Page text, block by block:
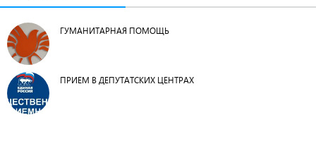
ГУМАНИТАРНАЯ ПОМОЩЬ
ПРИЕМ В ДЕПУТАТСКИХ ЦЕНТРАХ